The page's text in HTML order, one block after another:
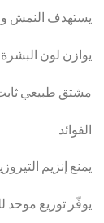
يستهدف النمش
يوازن لون
مشتق طبيعي
الفوائد
يمنع إنزيم
يوفّر توزيع موحد